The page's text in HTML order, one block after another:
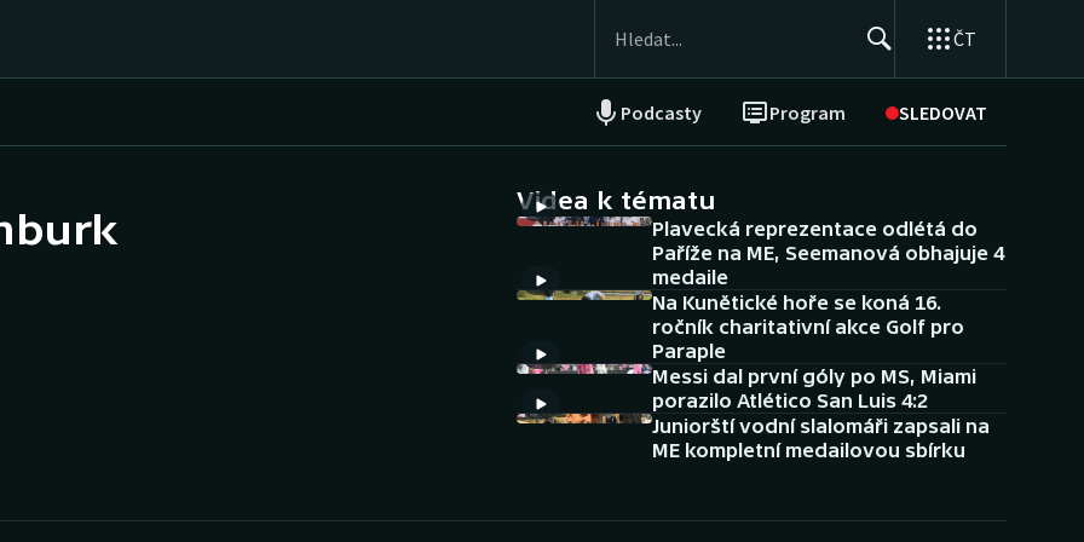
ČT
Podcasty Program SLEDOVAT
Jezdectví
NEPŘEHLÉDNĚTE
Historické návraty
Aplikace ČT sport
AZ kvíz
Videa k tématu
Plavecká reprezentace odlétá do
Paříže na ME, Seemanová obhajuje 4
medaile
Na Kunětické hoře se koná 16.
ročník charitativní akce Golf pro
Paraple
Messi dal první góly po MS, Miami
porazilo Atlético San Luis 4:2
Juniorští vodní slalomáři zapsali na
ME kompletní medailovou sbírku